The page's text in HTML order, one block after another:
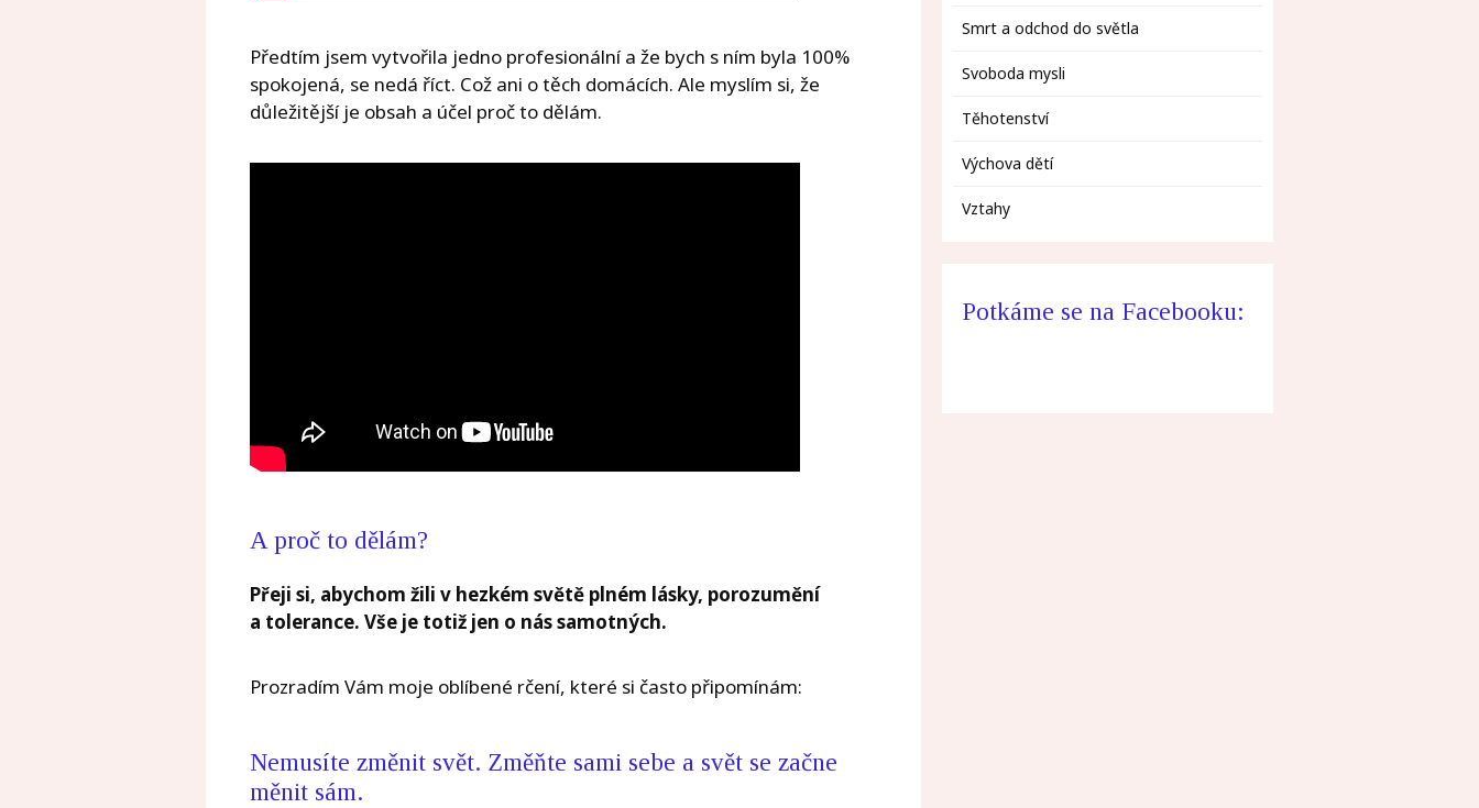
Předtím jsem vytvořila jedno profesionální a že bych s ním byla 100%
spokojená, se nedá říct. Což ani o těch domácích. Ale myslím si, že
důležitější je obsah a účel proč to dělám.
A proč to dělám?
Přeji si, abychom žili v hezkém světě plném lásky, porozumění
a tolerance. Vše je totiž jen o nás samotných.
Prozradím Vám moje oblíbené rčení, které si často připomínám:
Nemusíte změnit svět. Změňte sami sebe a svět se začne
měnit sám.
Smrt a odchod do světla
Svoboda mysli
Těhotenství
Výchova dětí
Vztahy
Potkáme se na Facebooku: